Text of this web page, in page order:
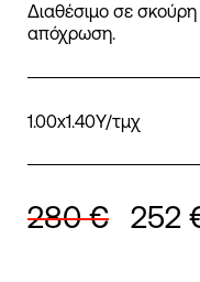
Διαθέσιμο σε
απόχρωση.
1.00x1.40Y/τμχ
280€ 252